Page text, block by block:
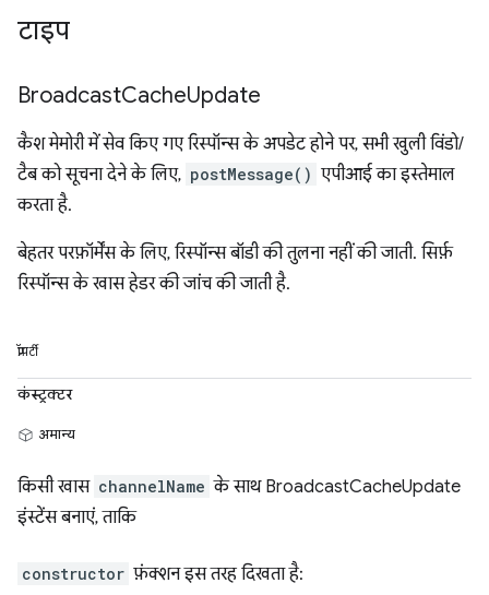
टाइप
BroadcastCacheUpdate
कैश मेमोरी में सेव किए गए रिस्पॉन्स के अपडेट होने पर, सभी खुली विंडो/
टैब को सूचना देने के लिए, postMessage() एपीआई का इस्तेमाल
करता है.
बेहतर परफ़ॉर्मेंस के लिए, रिस्पॉन्स बॉडी की तुलना नहीं की जाती. सिर्फ़
रिस्पॉन्स के खास हेडर की जांच की जाती है.
प्रॉपर्टी
कंस्ट्रक्टर
अमान्य
किसी खास channelName के साथ BroadcastCacheUpdate
इंस्टेंस बनाएं, ताकि
constructor फ़ंक्शन इस तरह दिखता है: